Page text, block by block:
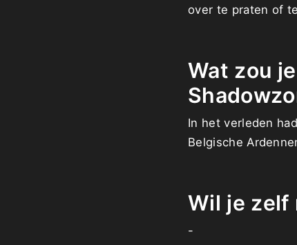
over te praten of
Wat zou
In het verleden
Belgische
Wil je zelf
-